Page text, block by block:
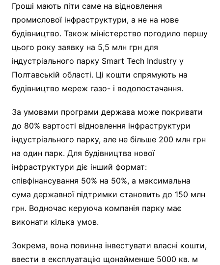
Гроші мають піти саме на відновлення
промислової інфраструктури, а не на нове
будівництво. Також міністерство погодило першу
цього року заявку на 5,5 млн грн для
індустріального парку Smart Tech Industry у
Полтавській області. Ці кошти спрямують на
будівництво мереж газо- і водопостачання.
За умовами програми держава може покривати
до 80% вартості відновлення інфраструктури
індустріального парку, але не більше 200 млн грн
на один парк. Для будівництва нової
інфраструктури діє інший формат:
співфінансування 50% на 50%, а максимальна
сума державної підтримки становить до 150 млн
грн. Водночас керуюча компанія парку має
виконати кілька умов.
Зокрема, вона повинна інвестувати власні кошти,
ввести в експлуатацію щонайменше 5000 кв. м